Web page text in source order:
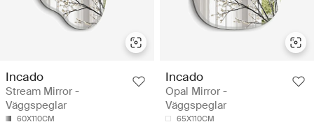
Incado
Stream Mirror -
Väggspeglar
60X110CM
Incado
Opal Mirror -
Väggspeglar
65X110CM